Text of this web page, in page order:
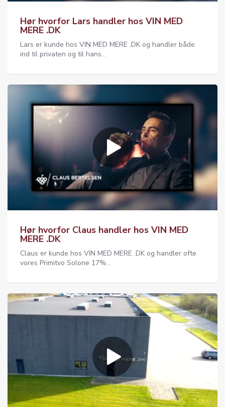
Hør hvorfor Lars handler hos VIN MED
MERE .DK
Lars er kunde hos VIN MED MERE .DK og handler både
ind til privaten og til hans...
Hør hvorfor Claus handler hos VIN MED
MERE .DK
Claus er kunde hos VIN MED MERE .DK og handler ofte
vores Primitvo Solone 17%...